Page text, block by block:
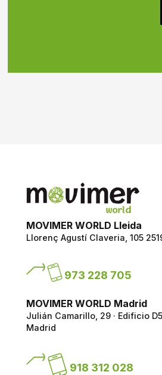
MOVIMER WORLD Lleida
Llorenç Agustí Claveria, 105
973 228 705
MOVIMER WORLD Madrid
Julián Camarillo, 29 · Edificio
Madrid
918 312 028